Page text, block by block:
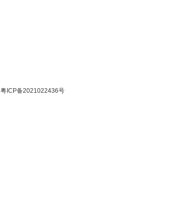
粤ICP备2021022436号